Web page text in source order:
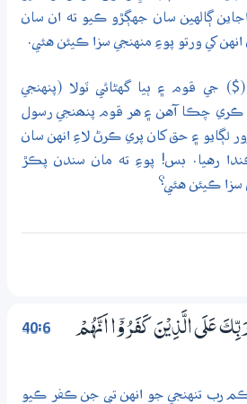
ڳالهين سان جهڳڙو ڪيو ته ان سان
کي ورتو پوءِ منهنجي سزا ڪيئن هئي.
جي قوم ۽ ٻيا گهڻائي ٽولا (پنهنجي
ڪري چڪا آهن ۽ هر قوم پنھنجي رسول
لڳايو ۽ حق کان پري ڪرڻ لاءِ انهن سان
رهيا. بس! پوءِ ته مان سندن پڪڙ
سزا ڪيئن هئي؟
40:6
عَلَي الَّذِيْنَ كَفَرُوْٓا اَنَّهُمْ
رب تنهنجي جو انهن تي جن ڪفر ڪيو